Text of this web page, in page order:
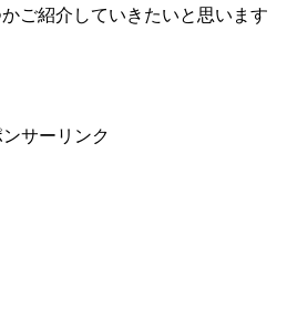
ご紹介していきたいと思います
ンサーリンク